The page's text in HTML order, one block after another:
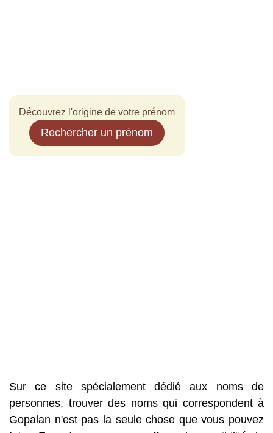
Découvrez l'origine de votre prénom
Rechercher un prénom
Sur ce site spécialement dédié aux noms de
personnes, trouver des noms qui correspondent à
Gopalan n'est pas la seule chose que vous pouvez